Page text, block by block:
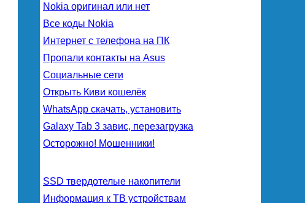
Nokia оригинал или нет
Все коды Nokia
Интернет с телефона на ПК
Пропали контакты на Asus
Социальные сети
Открыть Киви кошелёк
WhatsApp скачать, установить
Galaxy Tab 3 завис, перезагрузка
Осторожно! Мошенники!
SSD твердотелые накопители
Информация к ТВ устройствам